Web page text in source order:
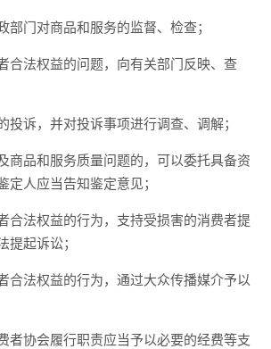
部门对商品和服务的监督、检查；
合法权益的问题，向有关部门反映、查
投诉，并对投诉事项进行调查、调解；
商品和服务质量问题的，可以委托具备资
定人应当告知鉴定意见；
合法权益的行为，支持受损害的消费者提
起诉讼；
合法权益的行为，通过大众传播媒介予以
者协会履行职责应当予以必要的经费等支